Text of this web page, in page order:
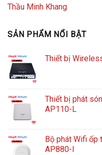
Thầu Minh Khang
SẢN PHẨM NỔI BẬT
Thiết bị
Thiết bị phát
AP110-L
Bộ phát Wifi ốp
AP880-I